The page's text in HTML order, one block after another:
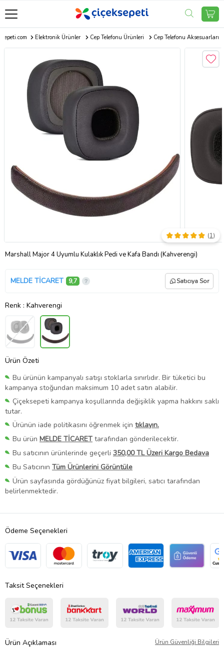
Elektronik Ürünler Cep Telefonu Ürünleri Cep Telefonu Aksesuarları
Marshall Major 4 Uyumlu Kulaklık Pedi ve Kafa Bandı (Kahverengi)
(1)
MELDE TİCARET 9,7 Satıcıya Sor
Renk : Kahverengi
Ürün Özeti
Bu ürünün kampanyalı satışı stoklarla sınırlıdır. Bir tüketici bu
kampanya stoğundan maksimum 10 adet satın alabilir.
Çiçeksepeti kampanya koşullarında değişiklik yapma hakkını saklı
tutar.
Ürünün iade politikasını öğrenmek için tıklayın.
Bu ürün MELDE TİCARET tarafından gönderilecektir.
Bu satıcının ürünlerinde geçerli 350,00 TL Üzeri Kargo Bedava
Bu Satıcının Tüm Ürünlerini Görüntüle
Ürün sayfasında gördüğünüz fiyat bilgileri, satıcı tarafından
belirlenmektedir.
Ödeme Seçenekleri
Taksit Seçenekleri
Ürün Açıklaması Ürün Güvenliği Bilgileri